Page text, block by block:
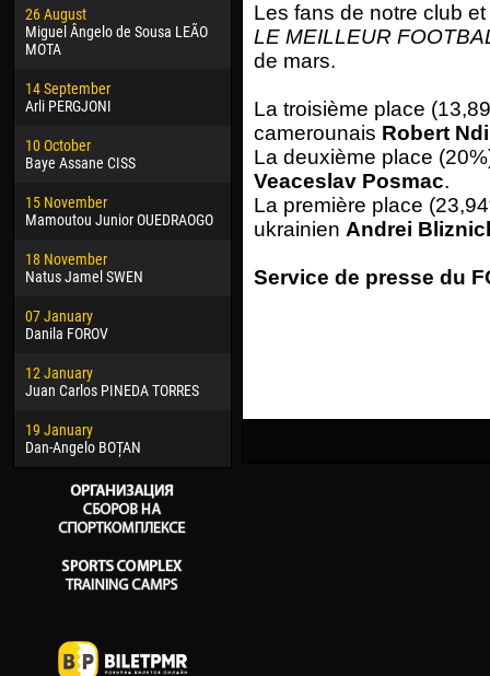
26 August
Miguel Ângelo de Sousa LEÃO
MOTA
14 September
Arli PERGJONI
10 October
Baye Assane CISS
15 November
Mamoutou Junior OUEDRAOGO
18 November
Natus Jamel SWEN
07 January
Danila FOROV
12 January
Juan Carlos PINEDA TORRES
19 January
Dan-Angelo BOȚAN
30 January
Dhoraso Moreo KLAS
24 February
02 March
Veaceslav COZMA
09 March
Emmanuel AFETSE
20 March
04
15
28
Les fans de notre club
LE MEILLEUR
de mars.
La troisième place
camerounais Robert
La deuxième place
Veaceslav Posmac.
La première place
ukrainien Andrei
Service de presse du